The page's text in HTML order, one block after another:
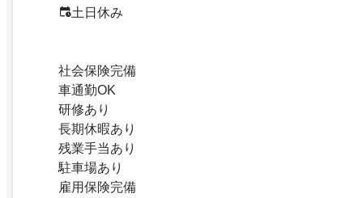
土日休み
社会保険完備
車通勤OK
研修あり
長期休暇あり
残業手当あり
駐車場あり
雇用保険完備